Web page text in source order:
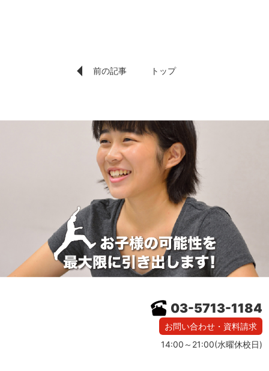
前の記事 トップ
03-5713-1184
お問い合わせ・資料請求
14:00～21:00(水曜休校日)